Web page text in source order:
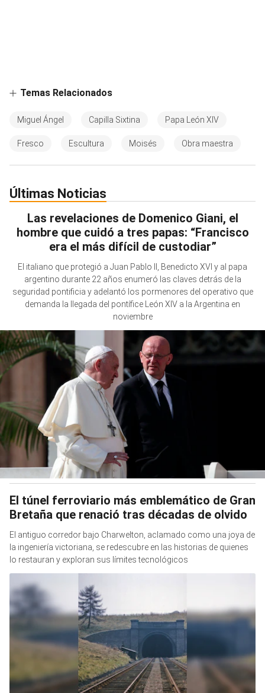
Temas Relacionados
Miguel Ángel Capilla Sixtina Papa León XIV
Fresco Escultura Moisés Obra maestra
Últimas Noticias
Las revelaciones de Domenico Giani, el
hombre que cuidó a tres papas: “Francisco
era el más difícil de custodiar”
El italiano que protegió a Juan Pablo II, Benedicto XVI y al papa
argentino durante 22 años enumeró las claves detrás de la
seguridad pontificia y adelantó los pormenores del operativo que
demanda la llegada del pontífice León XIV a la Argentina en
noviembre
El túnel ferroviario más emblemático de Gran
Bretaña que renació tras décadas de olvido
El antiguo corredor bajo Charwelton, aclamado como una joya de
la ingeniería victoriana, se redescubre en las historias de quienes
lo restauran y exploran sus límites tecnológicos